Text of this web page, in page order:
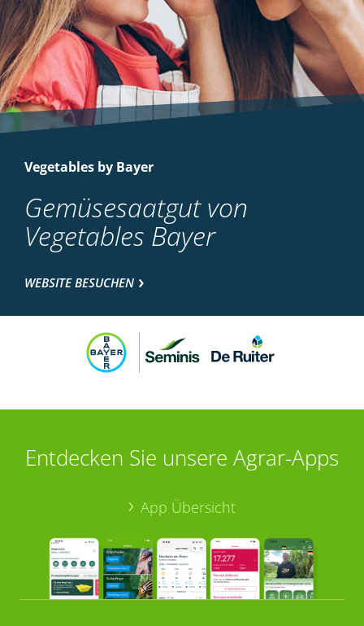
Vegetables by Bayer
Gemüsesaatgut von
Vegetables Bayer
WEBSITE BESUCHEN
Entdecken Sie unsere Agrar-Apps
App Übersicht